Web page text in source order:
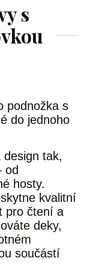
s
podnožka s
do jednoho
tak,
od
hosty.
kvalitní
pro čtení a
deky,
součástí